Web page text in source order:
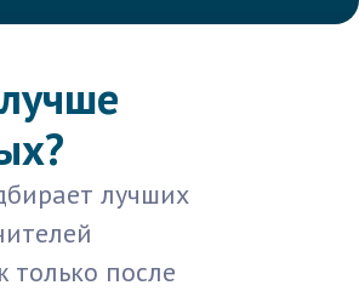
лучших
только после